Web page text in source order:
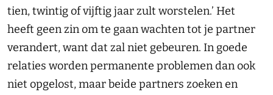
tien, twintig of vijftig jaar zult worstelen.’ Het
heeft geen zin om te gaan wachten tot je partner
verandert, want dat zal niet gebeuren. In goede
relaties worden permanente problemen dan ook
niet opgelost, maar beide partners zoeken en